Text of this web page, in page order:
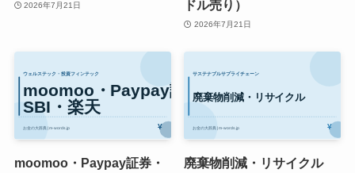
2026年7月21日
ドル売り）
2026年7月21日
moomoo・Paypay証券・
廃棄物削減・リサイクル